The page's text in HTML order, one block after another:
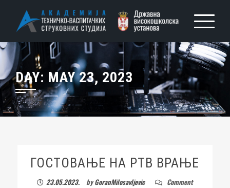
DAY: MAY 23, 2023
ГОСТОВАЊЕ НА РТВ ВРАЊЕ
23.05.2023. byGoranMilosavljevic
Comment